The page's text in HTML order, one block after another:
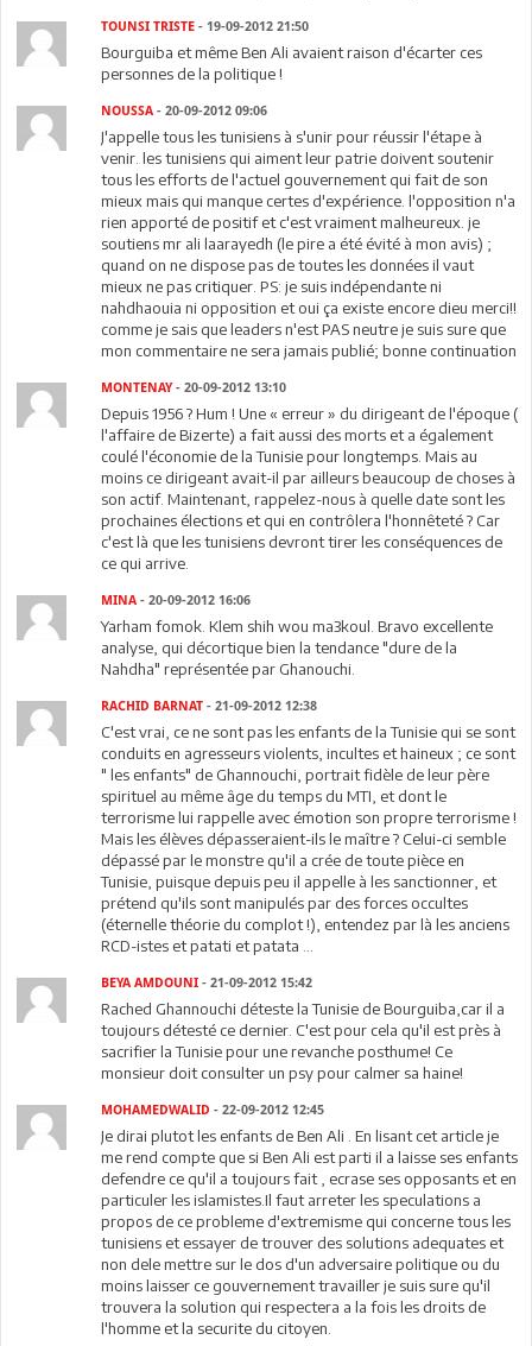
TOUNSI TRISTE - 19-09-2012 21:50
Bourguiba et même Ben Ali avaient raison d'écarter ces
personnes de la politique !
NOUSSA - 20-09-2012 09:06
J'appelle tous les tunisiens à s'unir pour réussir l'étape à
venir. les tunisiens qui aiment leur patrie doivent soutenir
tous les efforts de l'actuel gouvernement qui fait de son
mieux mais qui manque certes d'expérience. l'opposition n'a
rien apporté de positif et c'est vraiment malheureux. je
soutiens mr ali laarayedh (le pire a été évité à mon avis) ;
quand on ne dispose pas de toutes les données il vaut
mieux ne pas critiquer. PS: je suis indépendante ni
nahdhaouia ni opposition et oui ça existe encore dieu merci!!
comme je sais que leaders n'est PAS neutre je suis sure que
mon commentaire ne sera jamais publié; bonne continuation
MONTENAY- 20-09-2012 13:10
Depuis 1956 ? Hum ! Une « erreur » du dirigeant de l'époque (
l'affaire de Bizerte) a fait aussi des morts et a également
coulé l'économie de la Tunisie pour longtemps. Mais au
moins ce dirigeant avait-il par ailleurs beaucoup de choses à
son actif. Maintenant, rappelez-nous à quelle date sont les
prochaines élections et qui en contrôlera l'honnêteté ? Car
c'est là que les tunisiens devront tirer les conséquences de
ce qui arrive.
MINA - 20-09-2012 16:06
Yarham fomok. Klem shih wou ma3koul. Bravo excellente
analyse, qui décortique bien la tendance "dure de la
Nahdha" représentée par Ghanouchi.
RACHID BARNAT - 21-09-2012 12:38
C'est vrai, ce ne sont pas les enfants de la Tunisie qui se sont
conduits en agresseurs violents, incultes et haineux ; ce sont
" les enfants" de Ghannouchi, portrait fidèle de leur père
spirituel au même âge du temps du MTI, et dont le
terrorisme lui rappelle avec émotion son propre terrorisme !
Mais les élèves dépasseraient-ils le maître ? Celui-ci semble
dépassé par le monstre qu'il a crée de toute pièce en
Tunisie, puisque depuis peu il appelle à les sanctionner, et
prétend qu'ils sont manipulés par des forces occultes
(éternelle théorie du complot !), entendez par là les anciens
RCD-istes et patati et patata ...
BEYA AMDOUNI - 21-09-2012 15:42
Rached Ghannouchi déteste la Tunisie de Bourguiba,car il a
toujours détesté ce dernier. C'est pour cela qu'il est près à
sacrifier la Tunisie pour une revanche posthume! Ce
monsieur doit consulter un psy pour calmer sa haine!
MOHAMEDWALID - 22-09-2012 12:45
Je dirai plutot les enfants de Ben Ali . En lisant cet article je
me rend compte que si Ben Ali est parti il a laisse ses enfants
defendre ce qu'il a toujours fait , ecrase ses opposants et en
particuler les islamistes.Il faut arreter les speculations a
propos de ce probleme d'extremisme qui concerne tous les
tunisiens et essayer de trouver des solutions adequates et
non dele mettre sur le dos d'un adversaire politique ou du
moins laisser ce gouvernement travailler je suis sure qu'il
trouvera la solution qui respectera a la fois les droits de
l'homme et la securite du citoyen.